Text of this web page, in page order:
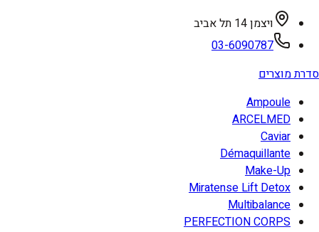
ויצמן 14 תל אביב
03-6090787
סדרת מוצרים
Ampoule
ARCELMED
Caviar
Démaquillante
Make-Up
Miratense Lift Detox
Multibalance
PERFECTION CORPS